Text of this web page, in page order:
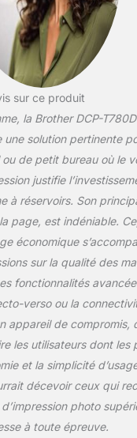
sur ce produit
la Brother DCP-
une solution pertinente
ou de petit bureau où le
justifie
à réservoirs. Son
page, est indéniable.
économique
sur la qualité des
fonctionnalités
verso ou la
appareil de compromis,
les utilisateurs dont les
et la simplicité
décevoir ceux qui
photo
à toute épreuve.